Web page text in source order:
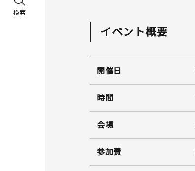
検索
イベント概要
開催日
時間
会場
参加費